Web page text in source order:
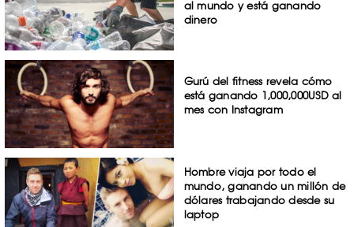
al mundo y está ganando
dinero
Gurú del fitness revela cómo
está ganando 1,000,000USD al
mes con Instagram
Hombre viaja por todo el
mundo, ganando un millón de
dólares trabajando desde su
laptop